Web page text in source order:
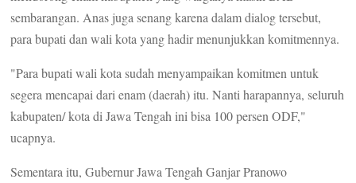
sembarangan. Anas juga senang karena dalam dialog tersebut,
para bupati dan wali kota yang hadir menunjukkan komitmennya.
"Para bupati wali kota sudah menyampaikan komitmen untuk
segera mencapai dari enam (daerah) itu. Nanti harapannya, seluruh
kabupaten/ kota di Jawa Tengah ini bisa 100 persen ODF,"
ucapnya.
Sementara itu, Gubernur Jawa Tengah Ganjar Pranowo